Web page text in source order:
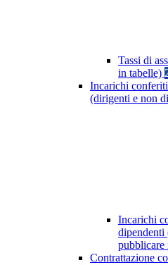
Tassi di
in tabelle)
Incarichi
(dirigenti e non
Incarichi
dipendenti
pubblicare
Contrattazione